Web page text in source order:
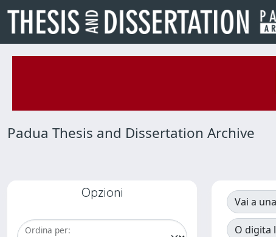
Padua Thesis and Dissertation Archive
Opzioni
Ordina per:
Vai a
O digita